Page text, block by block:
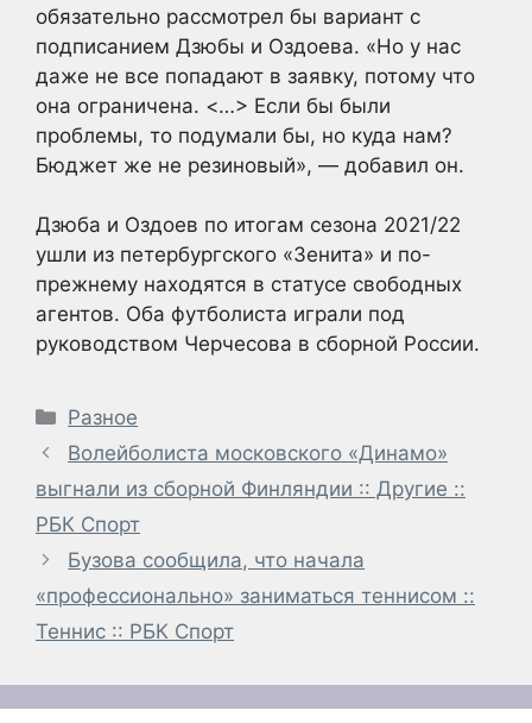
обязательно рассмотрел бы вариант с
подписанием Дзюбы и Оздоева. «Но у нас
даже не все попадают в заявку, потому что
она ограничена. <…> Если бы были
проблемы, то подумали бы, но куда нам?
Бюджет же не резиновый», — добавил он.
Дзюба и Оздоев по итогам сезона 2021/22
ушли из петербургского «Зенита» и по-
прежнему находятся в статусе свободных
агентов. Оба футболиста играли под
руководством Черчесова в сборной России.
Рубрики
Разное
Волейболиста московского «Динамо»
выгнали из сборной Финляндии :: Другие ::
РБК Спорт
Бузова сообщила, что начала
«профессионально» заниматься теннисом ::
Теннис :: РБК Спорт